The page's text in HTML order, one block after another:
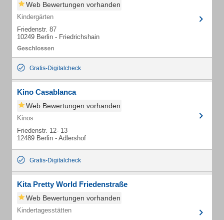
Web Bewertungen vorhanden
Kindergärten
Friedenstr. 87
10249 Berlin - Friedrichshain
Gratis-Digitalcheck
Kino Casablanca
Web Bewertungen vorhanden
Kinos
Friedenstr. 12- 13
12489 Berlin - Adlershof
Gratis-Digitalcheck
Kita Pretty World Friedenstraße
Web Bewertungen vorhanden
Kindertagesstätten